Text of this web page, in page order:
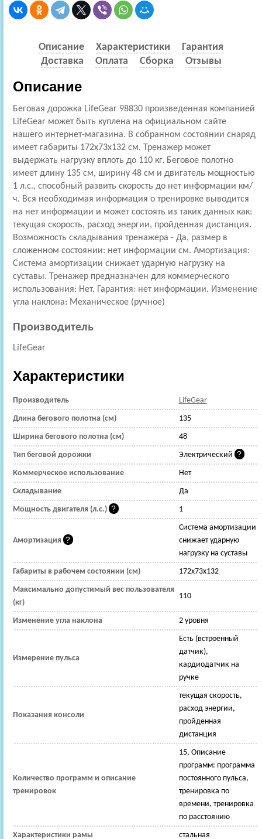
Описание Характеристики
Гарантия
Доставка
Оплата Сборка Отзывы
Описание
Беговая дорожка LifeGear 98830 произведенная компанией
LifeGear может быть куплена на официальном сайте
нашего интернет-магазина. В собранном состоянии снаряд
имеет габариты 172x73x132 см. Тренажер может
выдержать нагрузку вплоть до 110 кг. Беговое полотно
имеет длину 135 см, ширину 48 см и двигатель мощностью
1 л.с., способный развить скорость до нет информации км/
ч. Вся необходимая информация о тренировке выводится
на нет информации и может состоять из таких данных как:
текущая скорость, расход энергии, пройденная дистанция.
Возможность складывания тренажера - Да, размер в
сложенном состоянии: нет информации см. Амортизация:
Cистема амортизации снижает ударную нагрузку на
суставы. Тренажер предназначен для коммерческого
использования: Нет. Гарантия: нет информации. Изменение
угла наклона: Механическое (ручное)
Производитель
LifeGear
Характеристики
Производитель LifeGear
Длина бегового полотна (см) 135
Ширина бегового полотна (см) 48
Тип беговой дорожки Электрический
Коммерческое использование Нет
Складывание Да
Мощность двигателя (л.с.) 1
Амортизация
Cистема амортизации
снижает ударную
нагрузку на суставы
Габариты в рабочем состоянии (см) 172x73x132
Максимально допустимый вес пользователя
(кг)
110
Изменение угла наклона 2 уровня
Измерение пульса
Есть (встроенный
датчик),
кардиодатчик на
ручке
Показания консоли
текущая скорость,
расход энергии,
пройденная
дистанция
Количество программ и описание
тренировок
15, Описание
программ: программа
постоянного пульса,
тренировка по
времени, тренировка
по расстоянию
Характеристики рамы стальная